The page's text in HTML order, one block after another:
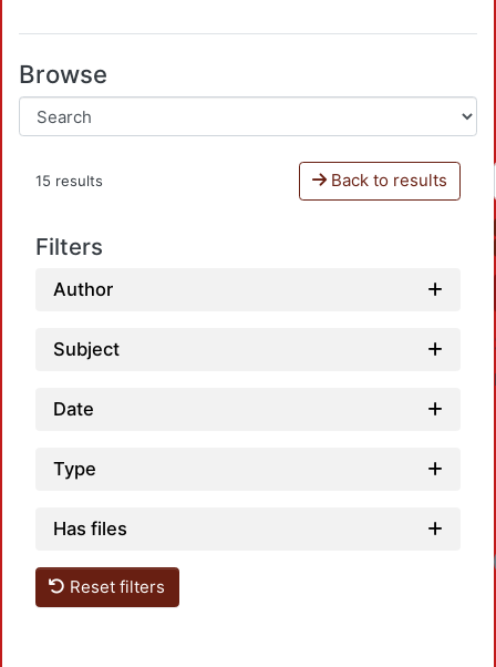
Browse
15 results Back to results
Filters
Author
Subject
Date
Type
Has files
Reset filters